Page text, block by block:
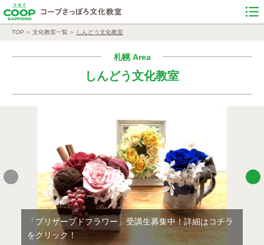
TOP 文化教室一覧 しんどう文化教室
札幌 Area
しんどう文化教室
「プリザーブドフラワー」受講生募集中！詳細はコチラ
をクリック！